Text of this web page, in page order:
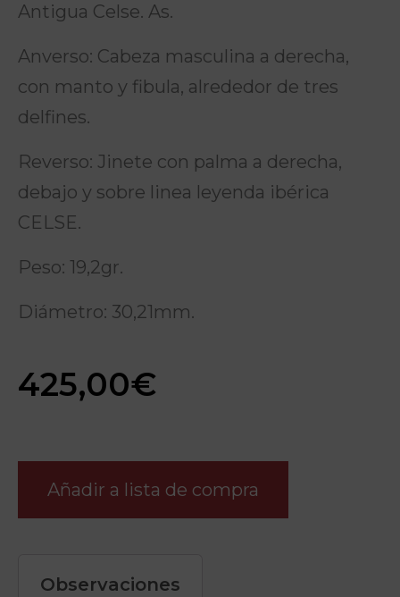
Antigua Celse. As.
Anverso: Cabeza masculina a derecha,
con manto y fibula, alrededor de tres
delfines.
Reverso: Jinete con palma a derecha,
debajo y sobre linea leyenda ibérica
CELSE.
Peso: 19,2gr.
Diámetro: 30,21mm.
425,00€
Añadir a lista de compra
Observaciones